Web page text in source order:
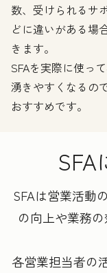
数、受けられるサ
どに違いがある場
きます。
SFAを実際に使っ
湧きやすくなるの
おすすめです。
SFA
SFAは営業活動
の向上や業務
各営業担当者の